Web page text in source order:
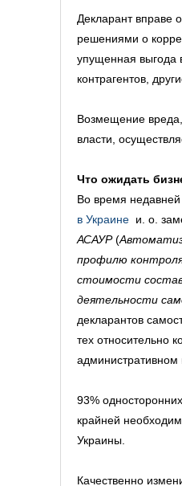
Декларант вправе
решениями о
упущенная выгода
контрагентов,
Возмещение вреда,
власти,
Что ожидать
Во время
в Украине и. о.
АСАУР(
профилю
стоимости
деятельности
декларантов
тех относительно
административном
93%
крайней
Украины.
Качественно